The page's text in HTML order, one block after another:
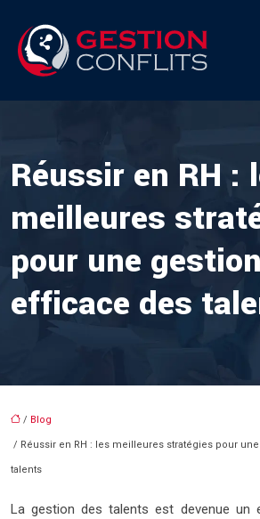
Réussir en RH :
meilleures
pour une gestion
efficace des
/ Blog
/ Réussir en RH : les meilleures stratégies pour
talents
La gestion des talents est devenue un